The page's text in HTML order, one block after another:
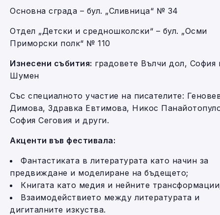
Основна сграда – бул. „Сливница“ № 34
Отдел „Детски и средношколски“ – бул. „Осми
Приморски полк“ № 110
Изнесени събития: градовете Вълчи дол, София
Шумен
Със специалното участие на писателите:
Димова, Здравка Евтимова, Никос
София Сеговия и други.
Акценти във фестивала:
Фантастиката в литературата като начин за
предвиждане и моделиране на бъдещето;
Книгата като медия и нейните
Взаимодействието между литературата и
дигиталните изкуства.